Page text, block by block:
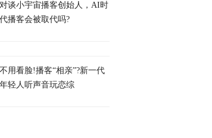
对谈小宇宙播客创始人，AI时
代播客会被取代吗?
不用看脸!播客“相亲”?新一代
年轻人听声音玩恋综